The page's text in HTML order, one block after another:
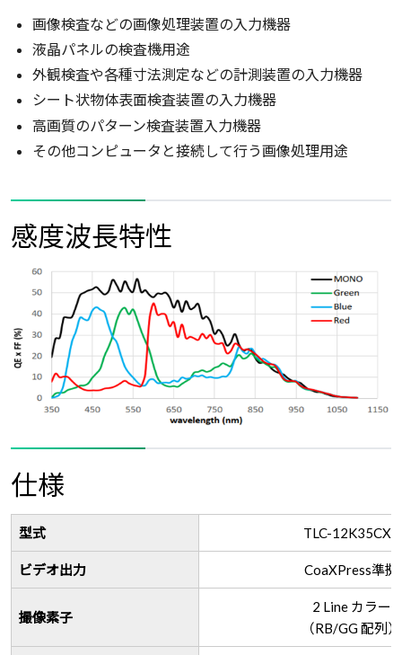
画像検査などの画像処理装置の入力機器
液晶パネルの検査機用途
外観検査や各種寸法測定などの計測装置の入力機器
シート状物体表面検査装置の入力機器
高画質のパターン検査装置入力機器
その他コンピュータと接続して行う画像処理用途
感度波長特性
仕様
型式 TLC-12K35CXP
ビデオ出力 CoaXPress準拠
撮像素子
2 Line カラー
（RB/GG 配列）